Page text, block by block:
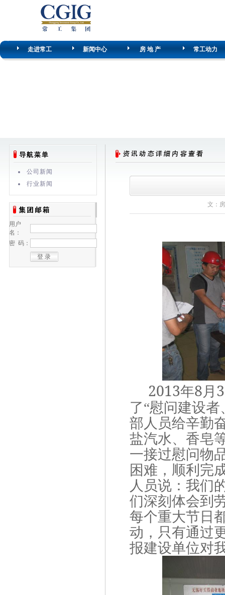
走进常工 新闻中心 房 地 产 常工动力
公司新闻
行业新闻
用户
名：
密 码：
文：
2013年8月 3
了“慰问建设
部人员给辛勤
盐汽水、香皂
一接过慰问物
困难，顺利完
人员说：我们
们深刻体会到
每个重大节日
动，只有通过
报建设单位对